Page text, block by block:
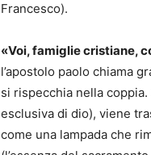
Francesco).
«Voi, famiglie cristiane,
l’apostolo paolo chiama
si rispecchia nella
esclusiva di dio), viene
come una lampada che